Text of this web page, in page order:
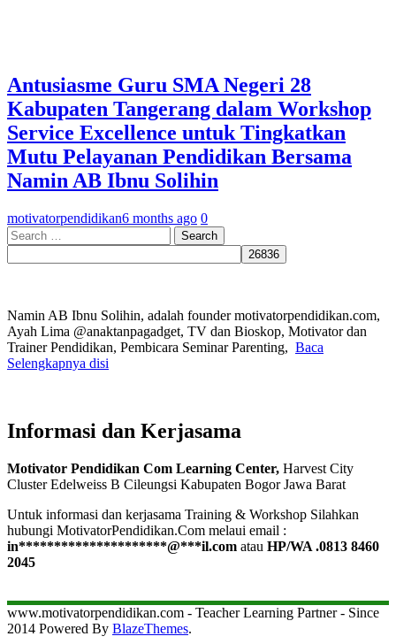
Antusiasme Guru SMA Negeri 28
Kabupaten Tangerang dalam Workshop
Service Excellence untuk Tingkatkan
Mutu Pelayanan Pendidikan Bersama
Namin AB Ibnu Solihin
motivatorpendidikan6 months ago 0
Search
for:
Namin AB Ibnu Solihin, adalah founder motivatorpendidikan.com,
Ayah Lima @anaktanpagadget, TV dan Bioskop, Motivator dan
Trainer Pendidikan, Pembicara Seminar Parenting, Baca
Selengkapnya disi
Informasi dan Kerjasama
Motivator Pendidikan Com Learning Center, Harvest City
Cluster Edelweiss B Cileungsi Kabupaten Bogor Jawa Barat
Untuk informasi dan kerjasama Training & Workshop Silahkan
hubungi MotivatorPendidikan.Com melaui email :
in*********************@***il.com atau HP/WA .0813 8460
2045
www.motivatorpendidikan.com - Teacher Learning Partner - Since
2014 Powered By BlazeThemes.